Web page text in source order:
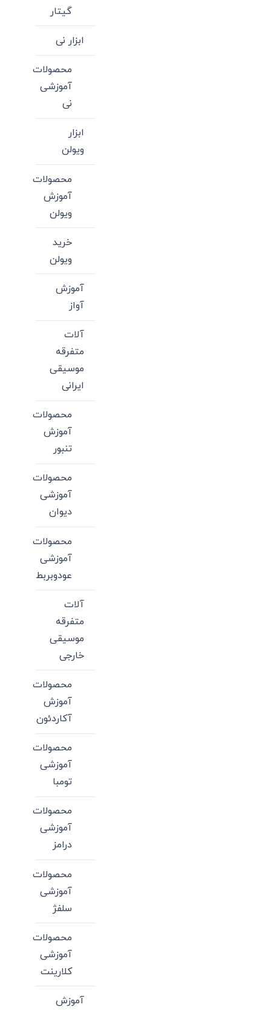
گیتار
ابزار نی
محصولات
آموزشی
نی
ابزار
ویولن
محصولات
آموزش
ویولن
خرید
ویولن
آموزش
آواز
آلات
متفرقه
موسیقی
ایرانی
محصولات
آموزش
تنبور
محصولات
آموزشی
دیوان
محصولات
آموزشی
عودوبربط
آلات
متفرقه
موسیقی
خارجی
محصولات
آموزش
آکاردئون
محصولات
آموزشی
تومبا
محصولات
آموزشی
درامز
محصولات
آموزشی
سلفژ
محصولات
آموزشی
کلارینت
آموزش